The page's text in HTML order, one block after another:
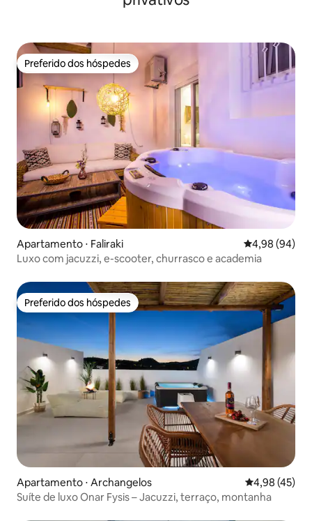
Preferido dos hóspedes
Preferido dos hóspedes
Apartamento ⋅ Faliraki 4,98 de uma
4,98 (94)
Luxo com jacuzzi, e-scooter, churrasco e academia
Preferido dos hóspedes
Preferido dos hóspedes
Apartamento ⋅ Archangelos 4,98 de uma
4,98 (45)
Suíte de luxo Onar Fysis – Jacuzzi, terraço, montanha